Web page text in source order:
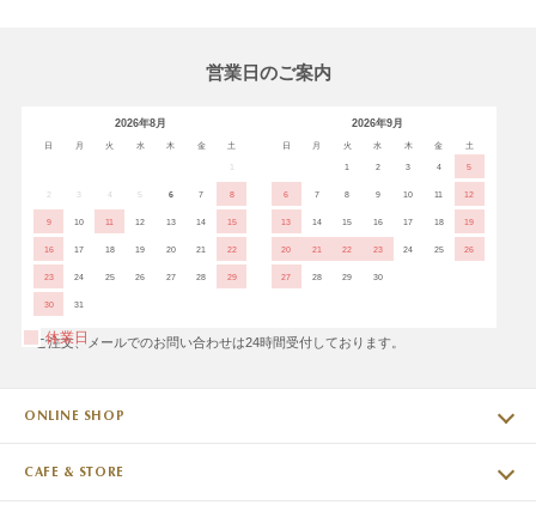
営業日のご案内
2026年8月
日 月 火 水 木 金 土
2 3 5 6 7 8
9 10 11 12 13 14 15
16 17 18 19 20 21 22
23 24 25 26 27 28 29
30 31
2026年9月
日 月 火 水 木 金 土
1 2 3 4 5
6 7 8 9 10 11 12
13 14 15 16 17 18 19
20 21 22 23 24 25 26
27 28 29 30
休業日
※ご注文、メールでのお問い合わせは24時間受付しております。
ONLINE SHOP
CAFE & STORE